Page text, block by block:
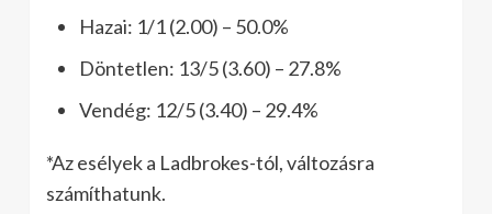
Hazai: 1/1 (2.00) – 50.0%
Döntetlen: 13/5 (3.60) – 27.8%
Vendég: 12/5 (3.40) – 29.4%
*Az esélyek a Ladbrokes-tól, változásra
számíthatunk.